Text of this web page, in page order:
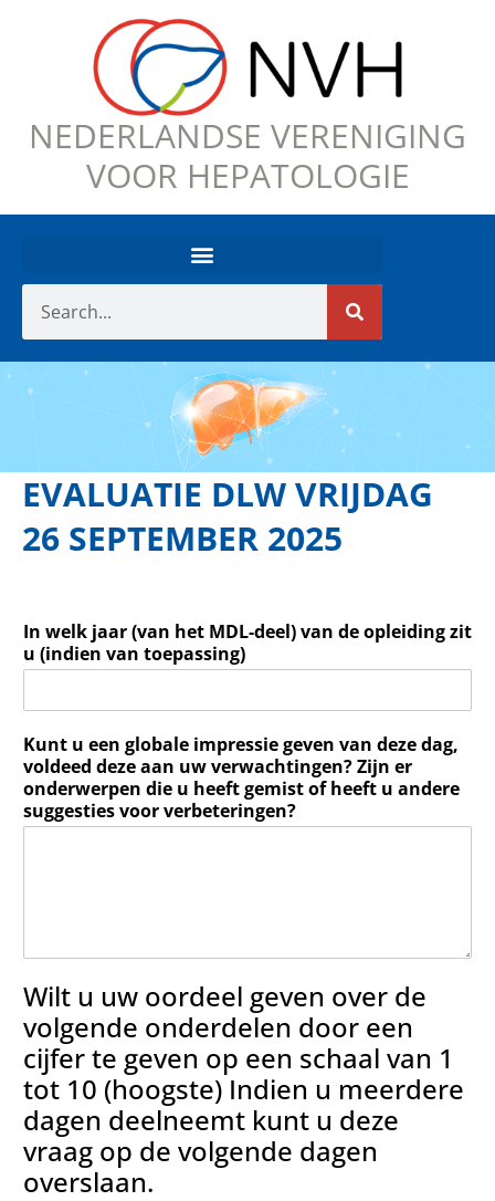
NEDERLANDSE VERENIGING
VOOR HEPATOLOGIE
EVALUATIE DLW VRIJDAG
26 SEPTEMBER 2025
In welk jaar (van het MDL-deel) van de opleiding zit
u (indien van toepassing)
Kunt u een globale impressie geven van deze dag,
voldeed deze aan uw verwachtingen? Zijn er
onderwerpen die u heeft gemist of heeft u andere
suggesties voor verbeteringen?
Wilt u uw oordeel geven over de
volgende onderdelen door een
cijfer te geven op een schaal van 1
tot 10 (hoogste) Indien u meerdere
dagen deelneemt kunt u deze
vraag op de volgende dagen
overslaan.